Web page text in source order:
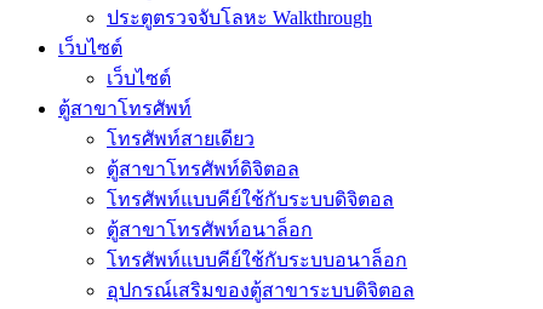
ประตูตรวจจับโลหะ Walkthrough
เว็บไซต์
เว็บไซต์
ตู้สาขาโทรศัพท์
โทรศัพท์สายเดียว
ตู้สาขาโทรศัพท์ดิจิตอล
โทรศัพท์แบบคีย์ใช้กับระบบดิจิตอล
ตู้สาขาโทรศัพท์อนาล็อก
โทรศัพท์แบบคีย์ใช้กับระบบอนาล็อก
อุปกรณ์เสริมของตู้สาขาระบบดิจิตอล